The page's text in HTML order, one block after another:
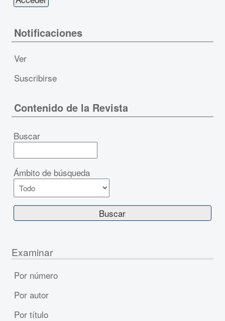
Notificaciones
Ver
Suscribirse
Contenido de la Revista
Buscar
Ámbito de búsqueda
Examinar
Por número
Por autor
Por título